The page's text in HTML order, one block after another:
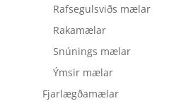
Rafsegulsviðs mælar
Rakamælar
Snúnings mælar
Ýmsir mælar
Fjarlægðamælar